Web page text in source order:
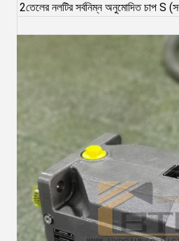
2তেলের নলটির সর্বনিম্ন অনুমোদিত চাপ S